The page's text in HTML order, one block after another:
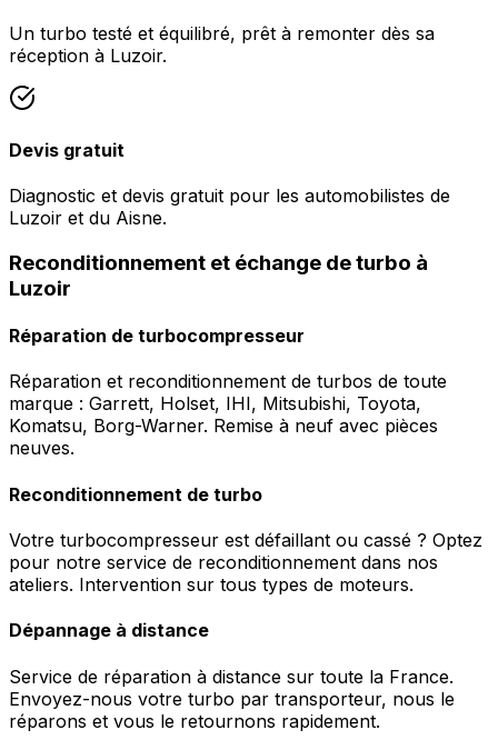
Un turbo testé et équilibré, prêt à remonter dès sa
réception à Luzoir.
Devis gratuit
Diagnostic et devis gratuit pour les automobilistes de
Luzoir et du Aisne.
Reconditionnement et échange de turbo à
Luzoir
Réparation de turbocompresseur
Réparation et reconditionnement de turbos de toute
marque : Garrett, Holset, IHI, Mitsubishi, Toyota,
Komatsu, Borg-Warner. Remise à neuf avec pièces
neuves.
Reconditionnement de turbo
Votre turbocompresseur est défaillant ou cassé ? Optez
pour notre service de reconditionnement dans nos
ateliers. Intervention sur tous types de moteurs.
Dépannage à distance
Service de réparation à distance sur toute la France.
Envoyez-nous votre turbo par transporteur, nous le
réparons et vous le retournons rapidement.